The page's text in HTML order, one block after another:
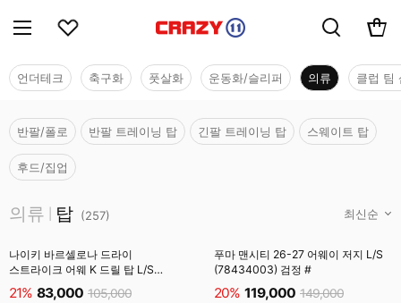
언더테크 축구화 풋살화 운동화/슬리퍼 의류 클럽 팀
반팔/폴로 반팔 트레이닝 탑 긴팔 트레이닝 탑 스웨이트 탑
후드/집업
의류 탑 (257)
나이키 바르셀로나 드라이
스트라이크 어웨 K 드릴 탑 L/S
(IQ1309-505) 필드퍼플 #
21% 83,000 105,000
푸마 맨시티 26-27 어웨이 저지 L/S
(78434003) 검정 #
20% 119,000 149,000